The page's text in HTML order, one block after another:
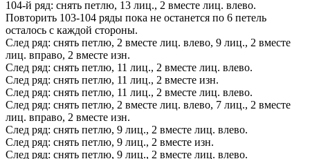
104-й ряд: снять петлю, 13 лиц., 2 вместе лиц. влево.
Повторить 103-104 ряды пока не останется по 6 петель
осталось с каждой стороны.
След ряд: снять петлю, 2 вместе лиц. влево, 9 лиц., 2 вместе
лиц. вправо, 2 вместе изн.
След ряд: снять петлю, 11 лиц., 2 вместе лиц. влево.
След ряд: снять петлю, 11 лиц., 2 вместе изн.
След ряд: снять петлю, 11 лиц., 2 вместе лиц. влево.
След ряд: снять петлю, 2 вместе лиц. влево, 7 лиц., 2 вместе
лиц. вправо, 2 вместе изн.
След ряд: снять петлю, 9 лиц., 2 вместе лиц. влево.
След ряд: снять петлю, 9 лиц., 2 вместе изн.
След ряд: снять петлю, 9 лиц., 2 вместе лиц. влево.